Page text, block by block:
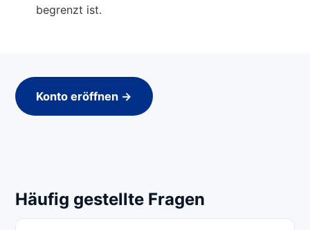
begrenzt ist.
Konto eröffnen →
Häufig gestellte Fragen